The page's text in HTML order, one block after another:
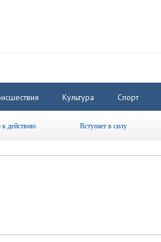
Культура Спорт
к действию Вступает в силу